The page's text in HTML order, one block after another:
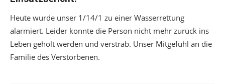
Heute wurde unser 1/14/1 zu einer Wasserrettung
alarmiert. Leider konnte die Person nicht mehr zurück ins
Leben geholt werden und verstrab. Unser Mitgefühl an die
Familie des Verstorbenen.